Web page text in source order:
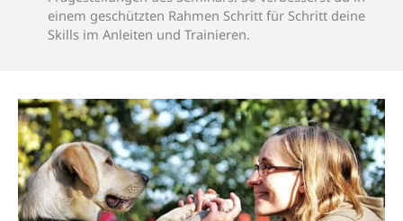
einem geschützten Rahmen Schritt für Schritt deine
Skills im Anleiten und Trainieren.